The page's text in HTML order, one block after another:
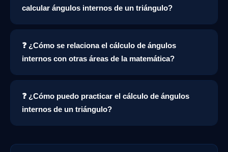
calcular ángulos internos de un triángulo?
❓ ¿Cómo se relaciona el cálculo de ángulos
internos con otras áreas de la matemática?
❓ ¿Cómo puedo practicar el cálculo de ángulos
internos de un triángulo?